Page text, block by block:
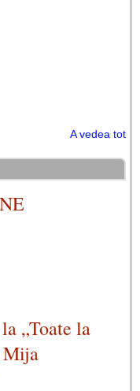
A vedea tot
„Toate la
Mija